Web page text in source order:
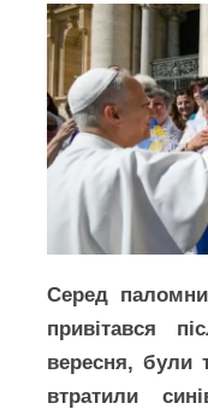
Серед
привітався
вересня, були
втратили